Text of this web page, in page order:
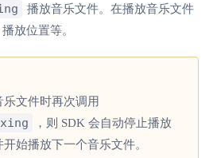
播放音乐文件。在播放音乐文件
放位置等。
文件时再次调用
，则 SDK 会自动停止播放
开始播放下一个音乐文件。